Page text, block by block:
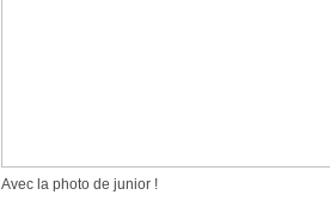
Avec la photo de junior !